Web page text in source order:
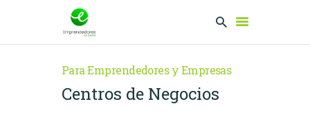
EMPRENDEDORES
Para Emprendedores y Empresas
Centros de Negocios